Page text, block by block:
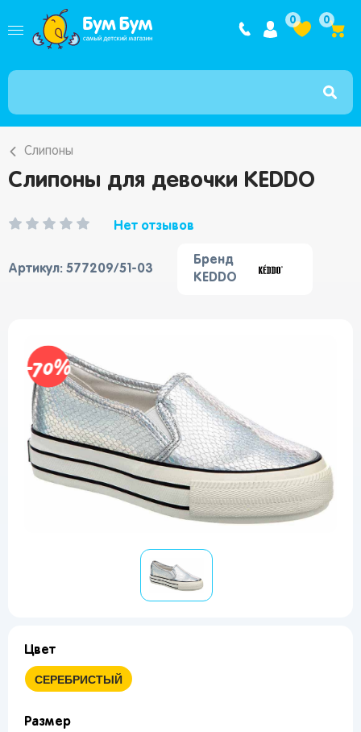
Интернет
0 0
Слипоны
Слипоны для девочки KEDDO
Нет отзывов
Артикул: 577209/51-03
Бренд
KEDDO
-70%
Цвет
СЕРЕБРИСТЫЙ
Размер